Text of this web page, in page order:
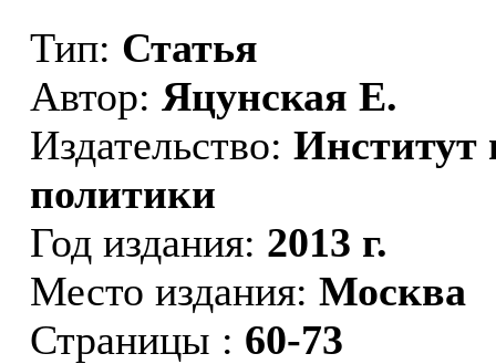
Тип: Статья
Автор: Яцунская Е.
Издательство: Институт
политики
Год издания: 2013 г.
Место издания: Москва
Страницы : 60-73